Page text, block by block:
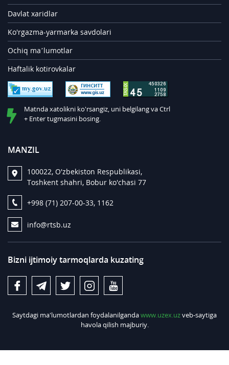
Davlat xaridlar
Ko'rgazma-yarmarka savdolari
Ochiq ma’lumotlar
Haftalik kotirovkalar
Matnda xatolikni ko'rsangiz, uni belgilang va Ctrl
+ Enter tugmasini bosing.
MANZIL
100022, O'zbekiston Respublikasi,
Toshkent shahri, Bobur ko'chasi 77
+998 (71) 207-00-33, 1162
info@rtsb.uz
Bizni ijtimoiy tarmoqlarda kuzating
Saytdagi ma'lumotlardan foydalanilgandawww.uzex.uzveb-saytiga
havola qilish majburiy.